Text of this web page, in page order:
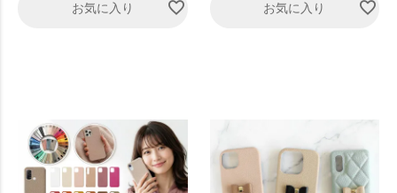
お気に入り お気に入り